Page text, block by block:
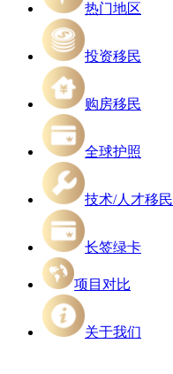
热门地区
投资移民
购房移民
全球护照
技术/人才移民
长签绿卡
项目对比
关于我们